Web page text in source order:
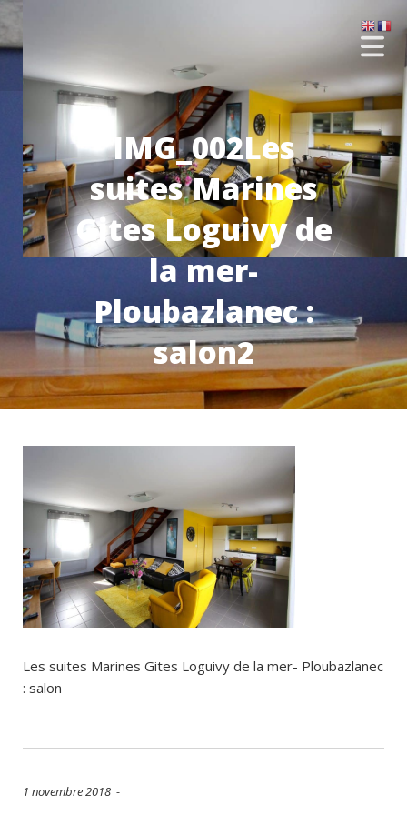
IMG_002Les
suites Marines
Gites Loguivy de
la mer-
Ploubazlanec :
salon2
Les suites Marines Gites Loguivy de la mer- Ploubazlanec
: salon
1 novembre 2018 -